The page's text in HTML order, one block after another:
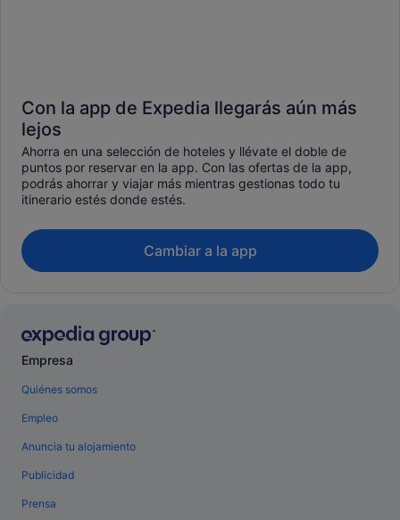
Con la app de Expedia llegarás aún más
lejos
Ahorra en una selección de hoteles y llévate el doble de
puntos por reservar en la app. Con las ofertas de la app,
podrás ahorrar y viajar más mientras gestionas todo tu
itinerario estés donde estés.
Cambiar a la app
Empresa
Quiénes somos
Empleo
Anuncia tu alojamiento
Publicidad
Prensa